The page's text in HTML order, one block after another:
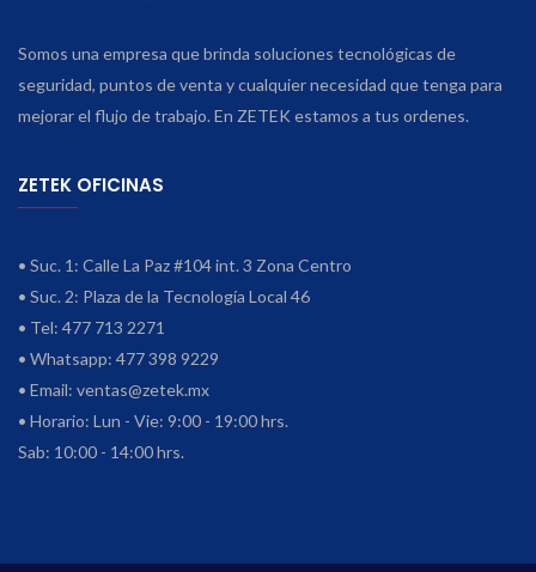
Somos una empresa que brinda soluciones tecnológicas de
seguridad, puntos de venta y cualquier necesidad que tenga para
mejorar el flujo de trabajo. En ZETEK estamos a tus ordenes.
ZETEK OFICINAS
• Suc. 1: Calle La Paz #104 int. 3 Zona Centro
• Suc. 2: Plaza de la Tecnología Local 46
• Tel: 477 713 2271
• Whatsapp: 477 398 9229
• Email: ventas@zetek.mx
• Horario: Lun - Vie: 9:00 - 19:00 hrs.
Sab: 10:00 - 14:00 hrs.